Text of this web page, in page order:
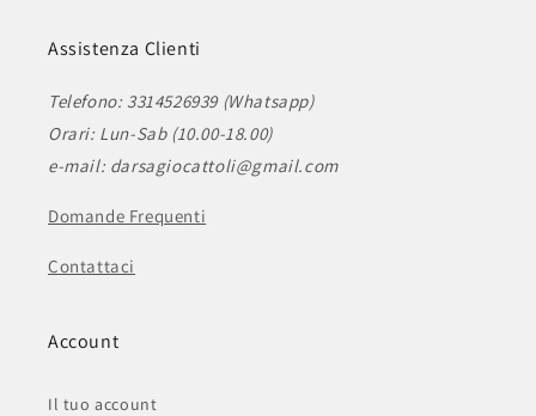
Assistenza Clienti
Telefono: 3314526939 (Whatsapp)
Orari: Lun-Sab (10.00-18.00)
e-mail: darsagiocattoli@gmail.com
Domande Frequenti
Contattaci
Account
Il tuo account